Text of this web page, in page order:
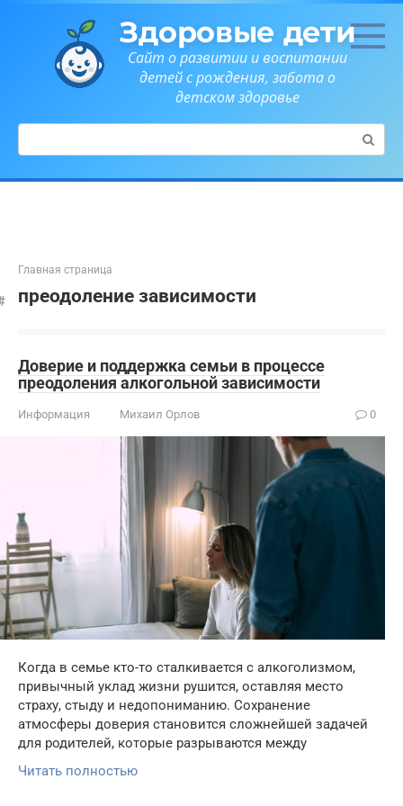
Здоровые дети
Сайт о развитии и воспитании
детей с рождения, забота о
детском здоровье
Поиск:
Главная страница
преодоление зависимости
Доверие и поддержка семьи в процессе
преодоления алкогольной зависимости
Информация Михаил Орлов 0
Когда в семье кто-то сталкивается с алкоголизмом,
привычный уклад жизни рушится, оставляя место
страху, стыду и недопониманию. Сохранение
атмосферы доверия становится сложнейшей задачей
для родителей, которые разрываются между
Читать полностью